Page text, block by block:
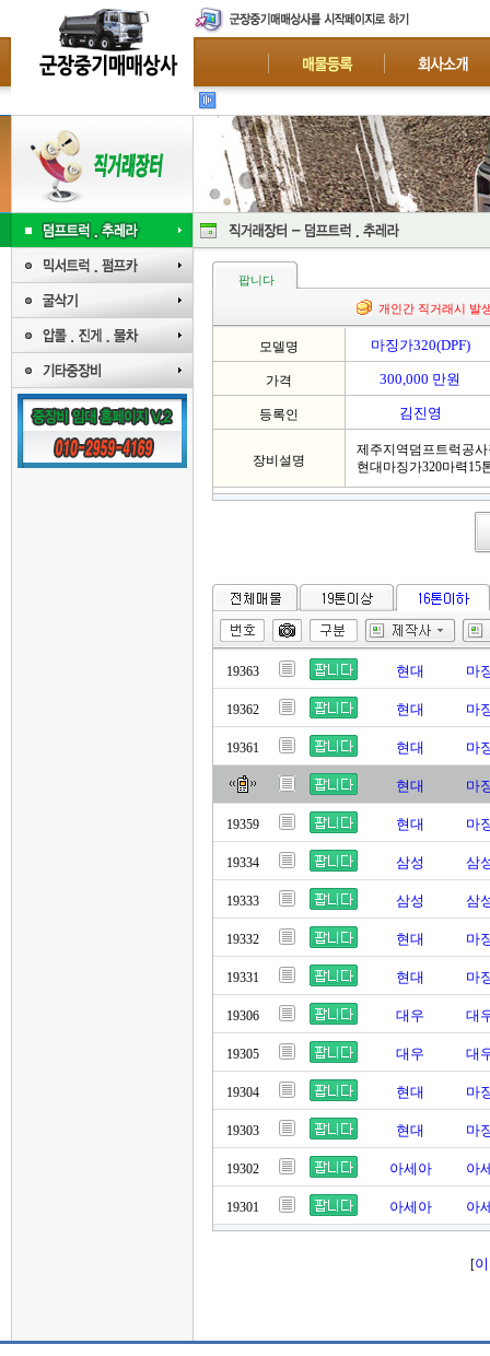
팝니다
개인간 직거래시 발
모델명 마징가320(DPF)
가격 300,000 만원
등록인 김진영
장비설명
제주지역덤프트럭공
현대마징가320마력15
19363 현대 마
19362 현대 마
19361 현대 마
현대 마
19359 현대 마
19334 삼성 삼
19333 삼성 삼
19332 현대 마
19331 현대 마
19306 대우 대
19305 대우 대
19304 현대 마
19303 현대 마
19302 아세아 아
19301 아세아 아
[